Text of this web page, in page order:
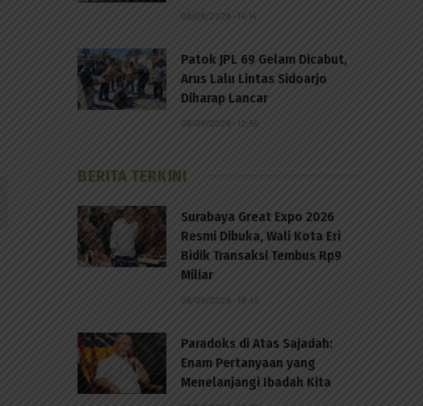
06/08/2026 - 14:14
Patok JPL 69 Gelam Dicabut,
Arus Lalu Lintas Sidoarjo
Diharap Lancar
06/08/2026 - 12:55
BERITA TERKINI
Surabaya Great Expo 2026
Resmi Dibuka, Wali Kota Eri
Bidik Transaksi Tembus Rp9
Miliar
06/08/2026 - 18:45
Paradoks di Atas Sajadah:
Enam Pertanyaan yang
Menelanjangi Ibadah Kita